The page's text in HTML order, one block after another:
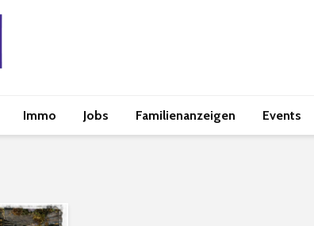
Immo Jobs Familienanzeigen Events